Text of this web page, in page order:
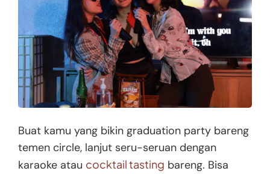
Buat kamu yang bikin graduation party bareng
temen circle, lanjut seru-seruan dengan
karaoke atau cocktail tasting bareng. Bisa